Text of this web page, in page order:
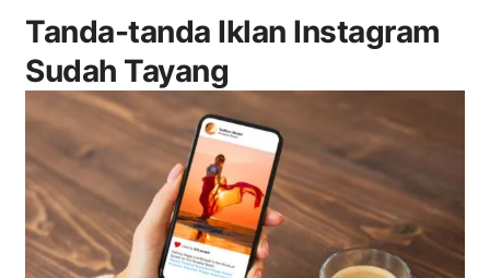
Tanda-tanda Iklan Instagram
Sudah Tayang